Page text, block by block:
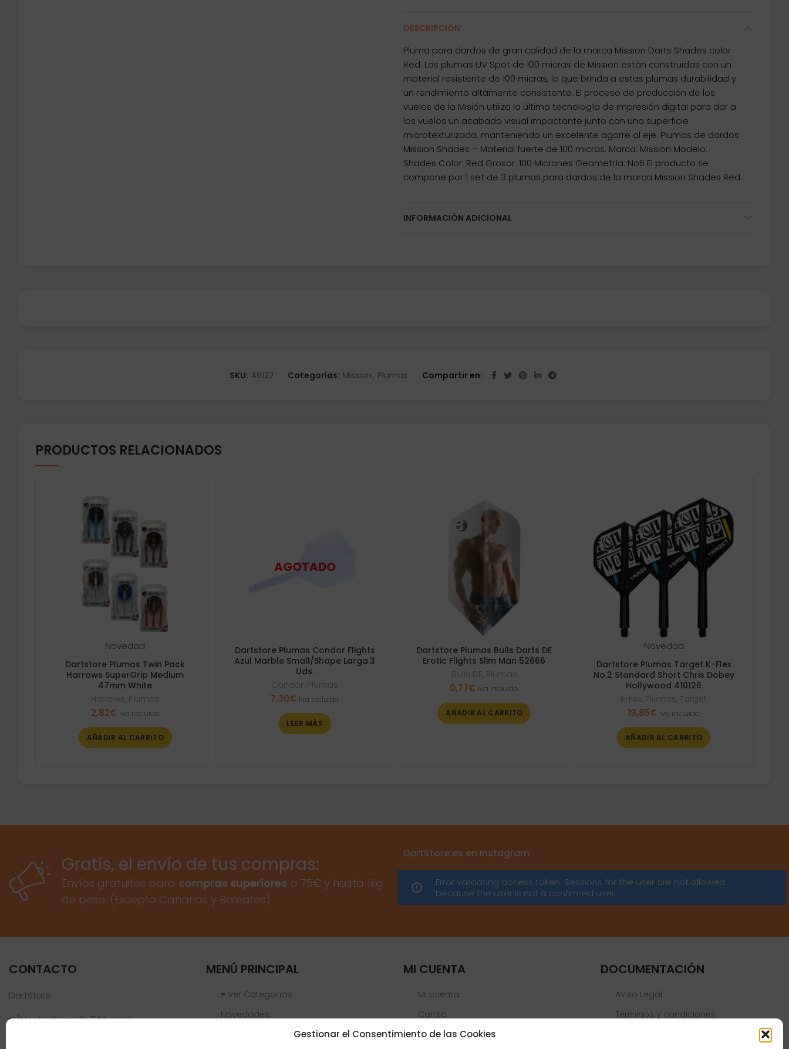
Gestionar el Consentimiento de las Cookies
DESCRIPCIÓN
Pluma para dardos de gran calidad de la marca Mission Darts Shades color
Red. Las plumas UV Spot de 100 micras de Mission están construidas con un
material resistente de 100 micras, lo que brinda a estas plumas durabilidad y
un rendimiento altamente consistente. El proceso de producción de los
vuelos de la Misión utiliza la última tecnología de impresión digital para dar a
los vuelos un acabado visual impactante junto con una superficie
microtexturizada, manteniendo un excelente agarre al eje. Plumas de dardos
Mission Shades – Material fuerte de 100 micras. Marca: Mission Modelo:
Shades Color: Red Grosor: 100 Micrones Geometría: No6 El producto se
compone por 1 set de 3 plumas para dardos de la marca Mission Shades Red.
INFORMACIÓN ADICIONAL
SKU: 46122 Categorías: Mission, Plumas Compartir en
PRODUCTOS RELACIONADOS
Novedad
Dartstore Plumas Twin Pack
Harrows SuperGrip Medium
47mm White
Harrows, Plumas
2,82€ Iva incluido
AÑADIR AL CARRITO
Dartstore Plumas Condor Flights
Azul Marble Small/Shape Larga.3
Uds.
Condor , Plumas
7,30€ Iva incluido
LEER MÁS
Dartstore Plumas Bulls Darts DE
Erotic Flights Slim Man 52666
Bulls DE, Plumas
0,77€ Iva incluido
AÑADIR AL CARRITO
Novedad
Dartstore Plumas Target K-Flex
No.2 Standard Short Chris Dobey
Hollywood 410126
k-flex, Plumas, Target
19,85€ Iva incluido
AÑADIR AL CARRITO
Gratis, el envío de tus compras:
Envíos gratuitos para compras superiores a 75€ y hasta 1kg
de peso. (Excepto Canarias y Baleares)
DartStore.es en Instagram:
Error validating access token: Sessions for the user are not allowed
because the user is not a confirmed user.
CONTACTO
DartStore
C/Monte Carmelo 34 bajo iz
MENÚ PRINCIPAL
≡ Ver Categorías
Novedades
MI CUENTA
Mi cuenta
Carrito
Lista de deseos
DOCUMENTACIÓN
Aviso Legal
Términos y condiciones